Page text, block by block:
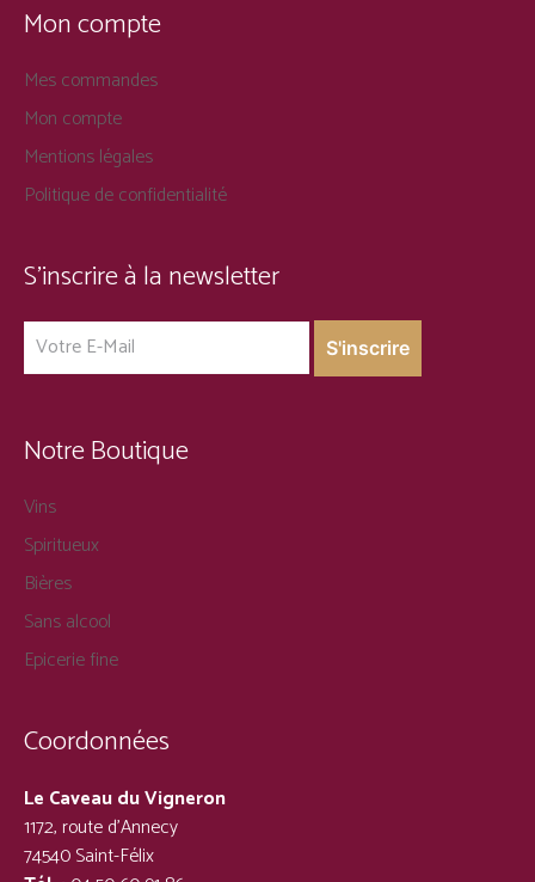
Mon compte
Mes commandes
Mon compte
Mentions légales
Politique de confidentialité
S’inscrire à la newsletter
Notre Boutique
Vins
Spiritueux
Bières
Sans alcool
Epicerie fine
Coordonnées
Le Caveau du Vigneron
1172, route d’Annecy
74540 Saint-Félix